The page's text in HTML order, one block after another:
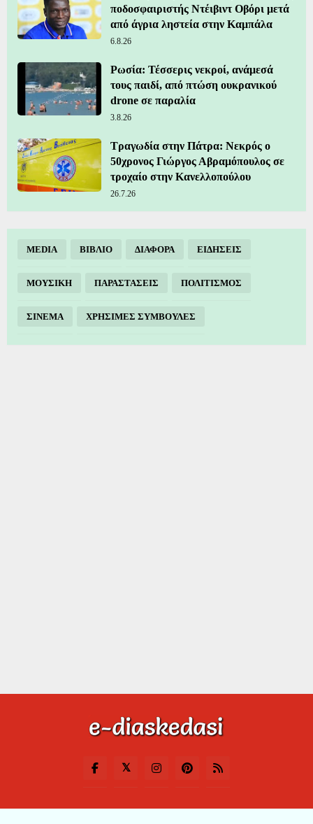
ποδοσφαιριστής Ντέιβιντ Οβόρι μετά
από άγρια ληστεία στην Καμπάλα
6.8.26
Ρωσία: Τέσσερις νεκροί, ανάμεσά
τους παιδί, από πτώση ουκρανικού
drone σε παραλία
3.8.26
Τραγωδία στην Πάτρα: Νεκρός ο
50χρονος Γιώργος Αβραμόπουλος σε
τροχαίο στην Κανελλοπούλου
26.7.26
MEDIA ΒΙΒΛΙΟ ΔΙΑΦΟΡΑ ΕΙΔΗΣΕΙΣ
ΜΟΥΣΙΚΗ ΠΑΡΑΣΤΑΣΕΙΣ ΠΟΛΙΤΙΣΜΟΣ
ΣΙΝΕΜΑ ΧΡΗΣΙΜΕΣ ΣΥΜΒΟΥΛΕΣ